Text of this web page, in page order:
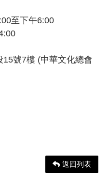
至下午6:00
號7樓 (中華文化總會
返回列表